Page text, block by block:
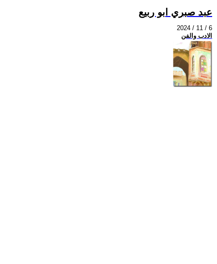
عبد صبري ابو ربيع
2024 / 11 / 6
الادب والفن